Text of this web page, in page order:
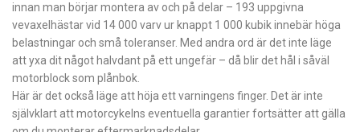
innan man börjar mont­era av och på delar – 193 uppgivna
vevaxel­hästar vid 14 000 varv ur knappt 1 000 kubik innebär höga
belastningar och små toleranser. Med andra ord är det inte läge
att yxa dit något halvdant på ett ungefär – då blir det hål i såväl
motorblock som plånbok.
Här är det också läge att höja ett varningens finger. Det är inte
självklart att motorcykelns eventuella garantier fortsätter att gälla